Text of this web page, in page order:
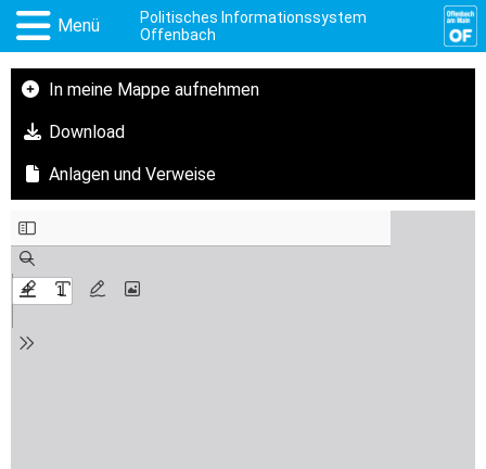
Menü
Politisches Informationssystem
Offenbach
In meine Mappe aufnehmen
Download
Anlagen und Verweise